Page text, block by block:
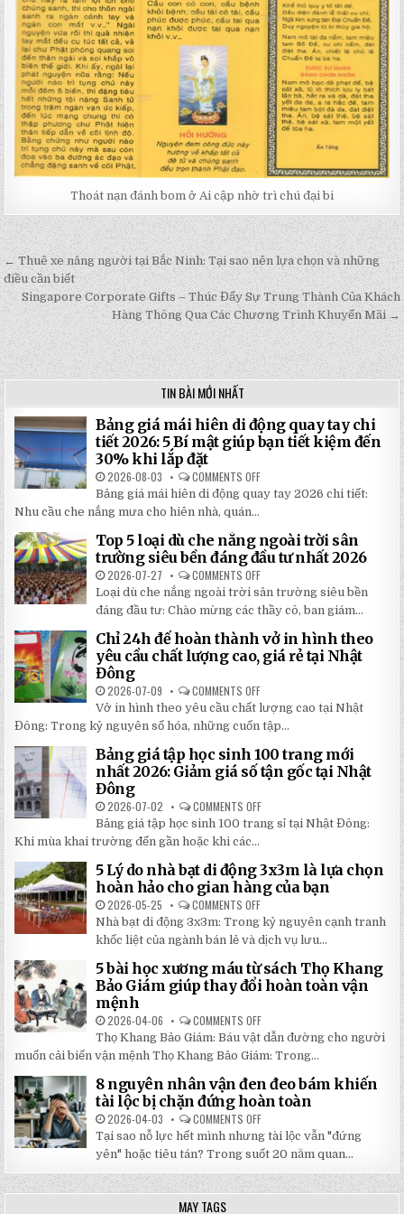
Thoát nạn đánh bom ở Ai cập nhờ trì chú đại bi
Post
navigation
← Thuê xe nâng người tại Bắc Ninh: Tại sao nên lựa chọn và những
điều cần biết
Singapore Corporate Gifts – Thúc Đẩy Sự Trung Thành Của Khách
Hàng Thông Qua Các Chương Trình Khuyến Mãi →
TIN BÀI MỚI NHẤT
Bảng giá mái hiên di động quay tay chi
tiết 2026: 5 Bí mật giúp bạn tiết kiệm đến
30% khi lắp đặt
2026-08-03 COMMENTS OFF
BẢNG
GIÁ
ĐỘNG
QUAY
TAY
TIẾT
2026:
5
BÍ
MẬT
GIÚP
BẠN
TIẾT
KHI
LẮP
ĐẶT
Bảng giá mái hiên di động quay tay 2026 chi tiết:
Nhu cầu che nắng mưa cho hiên nhà, quán...
Top 5 loại dù che nắng ngoài trời sân
trường siêu bền đáng đầu tư nhất 2026
2026-07-27 COMMENTS OFF
TOP
5
LOẠI
DÙ
CHE
NẮNG
NGOÀI
TRỜI
BỀN
ĐÁNG
ĐẦU
NHẤT
2026
Loại dù che nắng ngoài trời sân trường siêu bền
đáng đầu tư: Chào mừng các thầy cô, ban giám...
Chỉ 24h để hoàn thành vở in hình theo
yêu cầu chất lượng cao, giá rẻ tại Nhật
Đông
2026-07-09 COMMENTS OFF
CHỈ
24H
ĐỂ
HOÀN
VỞ
IN
HÌNH
YÊU
CHẤT
LƯỢNG
RẺ
TẠI
NHẬT
ĐÔNG
Vở in hình theo yêu cầu chất lượng cao tại Nhật
Đông: Trong kỷ nguyên số hóa, những cuốn tập...
Bảng giá tập học sinh 100 trang mới
nhất 2026: Giảm giá số tận gốc tại Nhật
Đông
2026-07-02 COMMENTS OFF
BẢNG
GIÁ
100
TRANG
MỚI
2026:
GIẢM
GIÁ
SỐ
TẬN
GỐC
TẠI
NHẬT
Bảng giá tập học sinh 100 trang sỉ tại Nhật Đông:
Khi mùa khai trường đến gần hoặc khi các...
5 Lý do nhà bạt di động 3x3m là lựa chọn
hoàn hảo cho gian hàng của bạn
2026-05-25 COMMENTS OFF
5
LÝ
DO
NHÀ
BẠT
DI
ĐỘNG
3X3M
LỰA
HOÀN
HẢO
CHO
HÀNG
CỦA
BẠN
Nhà bạt di động 3x3m: Trong kỷ nguyên cạnh tranh
khốc liệt của ngành bán lẻ và dịch vụ lưu...
5 bài học xương máu từ sách Thọ Khang
Bảo Giám giúp thay đổi hoàn toàn vận
mệnh
2026-04-06 COMMENTS OFF
5
BÀI
HỌC
XƯƠNG
MÁU
TỪ
SÁCH
THỌ
BẢO
GIÁM
GIÚP
THAY
ĐỔI
HOÀN
TOÀN
Thọ Khang Bảo Giám: Báu vật dẫn đường cho người
muốn cải biến vận mệnh Thọ Khang Bảo Giám: Trong...
8 nguyên nhân vận đen đeo bám khiến
tài lộc bị chặn đứng hoàn toàn
2026-04-03 COMMENTS OFF
NGUYÊN
NHÂN
VẬN
ĐEN
ĐEO
BÁM
Tại sao nỗ lực hết mình nhưng tài lộc vẫn "đứng
yên" hoặc tiêu tán? Trong suốt 20 năm quan...
MAY TAGS